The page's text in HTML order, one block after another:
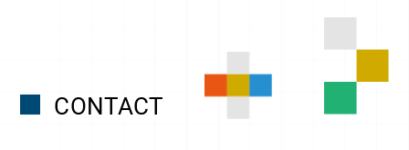
CONTACT